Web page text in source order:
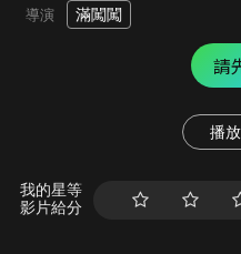
導演 滿闖闖
請
播
我的星等
影片給分